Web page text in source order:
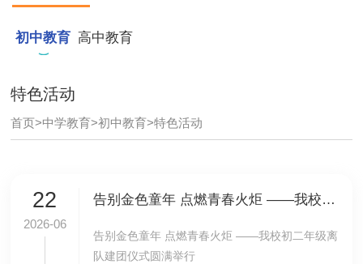
初中教育 高中教育
特色活动
首页>中学教育>初中教育>特色活动
22
2026-06
告别金色童年 点燃青春火炬 ——我校初二年级离队建团仪式圆满举行
告别金色童年 点燃青春火炬 ——我校初二年级离
队建团仪式圆满举行